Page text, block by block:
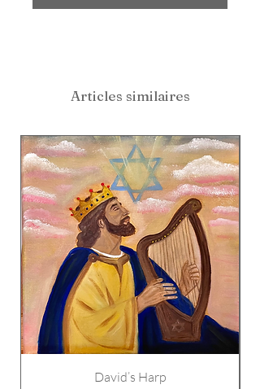
Articles similaires
David’s Harp